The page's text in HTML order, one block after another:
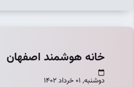
خانه هوشمند اصفهان
دوشنبه, 01 خرداد 1402